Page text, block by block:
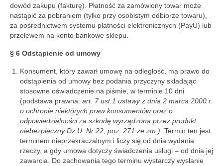
dowód zakupu (fakturę). Płatność za zamówiony towar może
nastąpić za pobraniem (tylko przy osobistym odbiorze towaru),
za pośrednictwem systemu płatności elektronicznych (PayU) lub
przelewem na konto bankowe sklepu.
§ 6 Odstąpienie od umowy
Konsument, który zawarł umowę na odległość, ma prawo do
odstąpienia od umowy bez podania przyczyny składając
stosowne oświadczenie na piśmie, w terminie 10 dni
(podstawa prawna: art. 7 ust.1 ustawy z dnia 2 marca 2000 r.
o ochronie niektórych praw konsumentów oraz o
odpowiedzialności za szkodę wyrządzona przez produkt
niebezpieczny Dz.U. Nr 22, poz. 271 ze zm.) . Termin ten jest
terminem nieprzekraczalnym i liczy się od dnia wydania
rzeczy, a gdy umowa dotyczy świadczenia usługi – od dnia jej
zawarcia. Do zachowania tego terminu wystarczy wysłanie